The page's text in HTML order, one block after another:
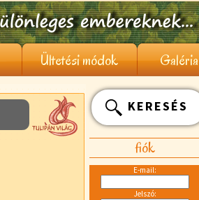
Ültetési módok Galéria
KERESÉS
fiók
E-mail:
Jelszó: